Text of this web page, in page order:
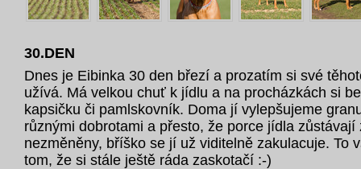
30.DEN
Dnes je Eibinka 30 den březí a prozatím si své
užívá. Má velkou chuť k jídlu a na procházkách si
kapsičku či pamlskovník. Doma jí vylepšujeme
různými dobrotami a přesto, že porce jídla zůstávají
nezměněny, bříško se jí už viditelně zakulacuje. To
tom, že si stále ještě ráda zaskotačí :-)